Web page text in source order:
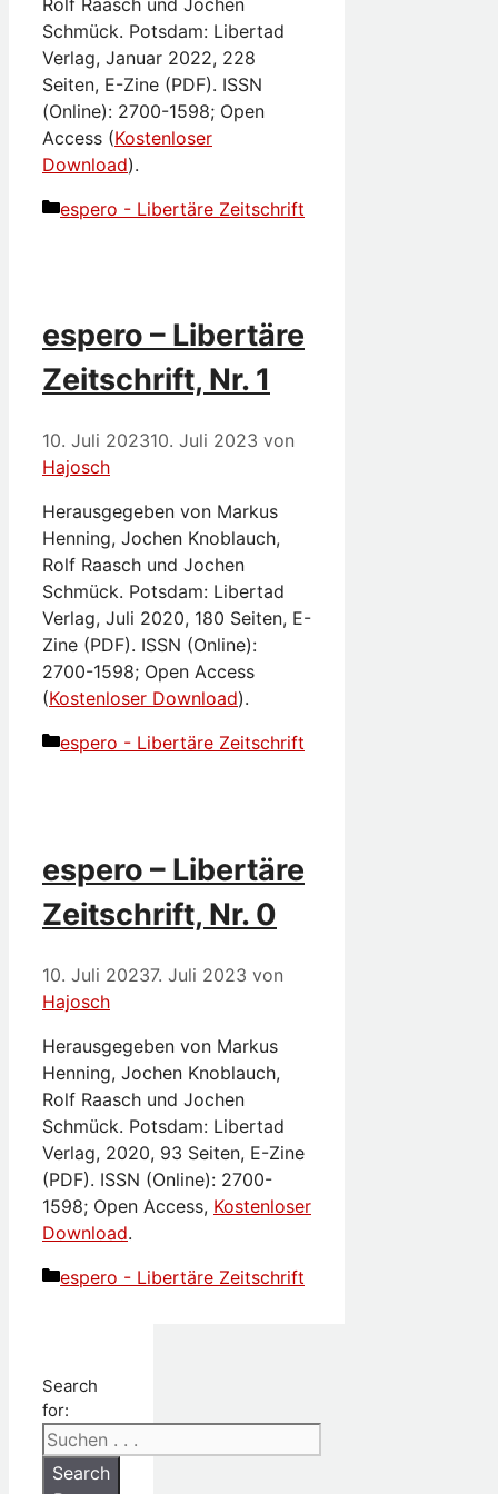
Schmück. Potsdam: Libertad
Verlag, Januar 2022, 228
Seiten, E-Zine (PDF). ISSN
(Online): 2700-1598; Open
Access (Kostenloser
Download).
Kategorien
espero - Libertäre Zeitschrift
espero – Libertäre
Zeitschrift, Nr. 1
10. Juli 202310. Juli 2023 von
Hajosch
Herausgegeben von Markus
Henning, Jochen Knoblauch,
Rolf Raasch und Jochen
Schmück. Potsdam: Libertad
Verlag, Juli 2020, 180 Seiten, E-
Zine (PDF). ISSN (Online):
2700-1598; Open Access
(Kostenloser Download).
Kategorien
espero - Libertäre Zeitschrift
espero – Libertäre
Zeitschrift, Nr. 0
10. Juli 20237. Juli 2023 von
Hajosch
Herausgegeben von Markus
Henning, Jochen Knoblauch,
Rolf Raasch und Jochen
Schmück. Potsdam: Libertad
Verlag, 2020, 93 Seiten, E-Zine
(PDF). ISSN (Online): 2700-
1598; Open Access, Kostenloser
Download.
Kategorien
espero - Libertäre Zeitschrift
Search
for:
Search